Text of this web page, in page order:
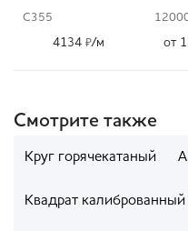
С355
4134 ₽/м от
Смотрите также
Круг горячекатаный
Квадрат калиброванный